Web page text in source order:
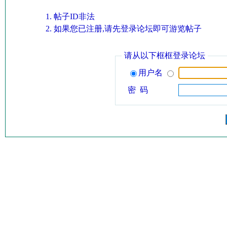
帖子ID非法
如果您已注册,请先登录论坛即可游览帖子
请从以下框框登录论坛
用户名
密 码